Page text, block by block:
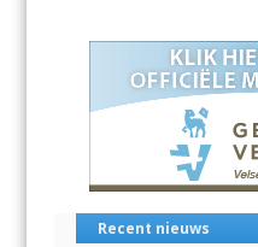
Recent nieuws